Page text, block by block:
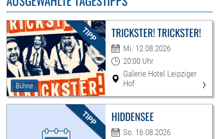
Bühne
TRICKSTER! TRICKSTER!
Mi. 12.08.2026
20:00 Uhr
Galerie Hotel Leipziger
Hof
›
HIDDENSEE
So. 16.08.2026